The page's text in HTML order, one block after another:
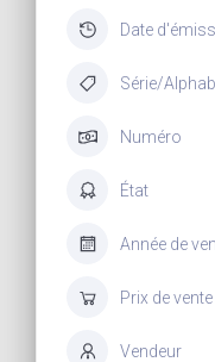
Date
Série/
Numéro
État
Année de
Prix de vente
Vendeur